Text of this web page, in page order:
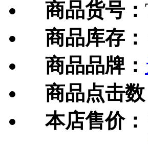
商品货号：
商品库存：
商品品牌：
商品点击数
本店售价：